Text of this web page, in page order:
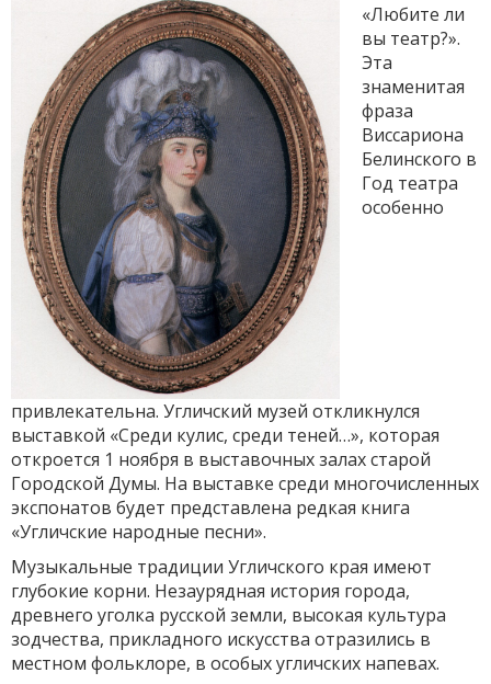
«Любите ли
вы театр?».
Эта
знаменитая
фраза
Виссариона
Белинского в
Год театра
особенно
привлекательна. Угличский музей откликнулся
выставкой «Среди кулис, среди теней…», которая
откроется 1 ноября в выставочных залах старой
Городской Думы. На выставке среди многочисленных
экспонатов будет представлена редкая книга
«Угличские народные песни».
Музыкальные традиции Угличского края имеют
глубокие корни. Незаурядная история города,
древнего уголка русской земли, высокая культура
зодчества, прикладного искусства отразились в
местном фольклоре, в особых угличских напевах.